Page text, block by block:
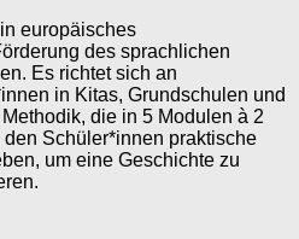
europäisches
des sprachlichen
Es richtet sich an
in Kitas, Grundschulen und
die in 5 Modulen à 2
Schüler*innen praktische
um eine Geschichte zu